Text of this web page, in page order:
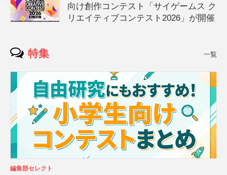
向け創作コンテスト「サイゲームス ク
リエイティブコンテスト2026」が開催
特集 一覧
編集部セレクト